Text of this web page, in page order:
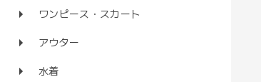
ワンピース・スカート
アウター
水着